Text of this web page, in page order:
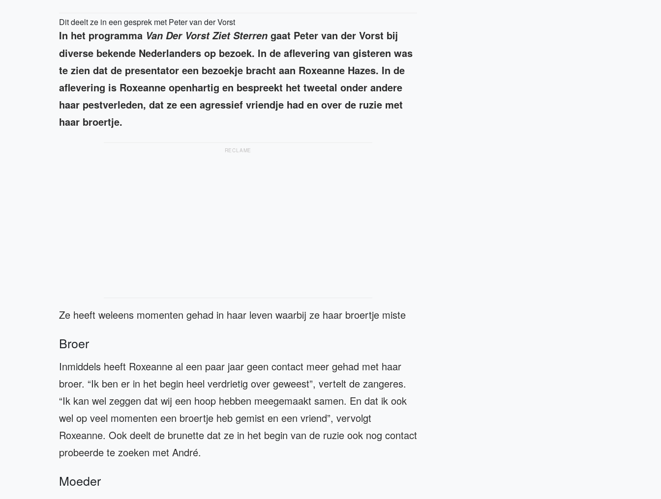
Dit deelt ze in een gesprek met Peter van der Vorst
In het programma Van Der Vorst Ziet Sterren gaat Peter van der Vorst bij
diverse bekende Nederlanders op bezoek. In de aflevering van gisteren was
te zien dat de presentator een bezoekje bracht aan Roxeanne Hazes. In de
aflevering is Roxeanne openhartig en bespreekt het tweetal onder andere
haar pestverleden, dat ze een agressief vriendje had en over de ruzie met
haar broertje.
RECLAME
Ze heeft weleens momenten gehad in haar leven waarbij ze haar broertje miste
Broer
Inmiddels heeft Roxeanne al een paar jaar geen contact meer gehad met haar
broer. “Ik ben er in het begin heel verdrietig over geweest”, vertelt de zangeres.
“Ik kan wel zeggen dat wij een hoop hebben meegemaakt samen. En dat ik ook
wel op veel momenten een broertje heb gemist en een vriend”, vervolgt
Roxeanne. Ook deelt de brunette dat ze in het begin van de ruzie ook nog contact
probeerde te zoeken met André.
Moeder